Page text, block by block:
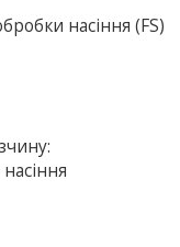
насіння (FS)